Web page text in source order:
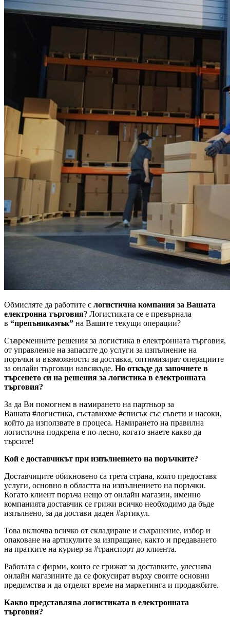
Обмисляте да работите с логистична компания за Вашата
електронна търговия? Логистиката се е превърнала
в “препъникамък” на Вашите текущи операции?
Съвременните решения за логистика в електронната търговия,
от управление на запасите до услуги за изпълнение на
поръчки и възможности за доставка, оптимизират операциите
за онлайн търговци навсякъде. Но откъде да започнете в
търсенето си на решения за логистика в електронната
търговия?
За да Ви помогнем в намирането на партньор за
Вашата #логистика, съставихме #списък със съвети и насоки,
който да използвате в процеса. Намирането на правилна
логистична подкрепа е по-лесно, когато знаете какво да
търсите!
Кой е доставчикът при изпълнението на поръчките?
Доставчиците обикновено са трета страна, която предоставя
услуги, основно в областта на изпълнението на поръчки.
Когато клиент поръча нещо от онлайн магазин, именно
компанията доставчик се грижи всичко необходимо да бъде
изпълнено, за да достави даден #артикул.
Това включва всичко от складиране и съхранение, избор и
опаковане на артикулите за изпращане, както и предаването
на пратките на куриер за #транспорт до клиента.
Работата с фирми, които се грижат за доставките, улеснява
онлайн магазините да се фокусират върху своите основни
предимства и да отделят време на маркетинга и продажбите.
Какво представлява логистиката в електронната
търговия?